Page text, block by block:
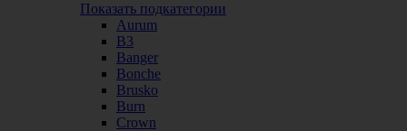
Показать подкатегории
Aurum
B3
Banger
Bonche
Brusko
Burn
Crown